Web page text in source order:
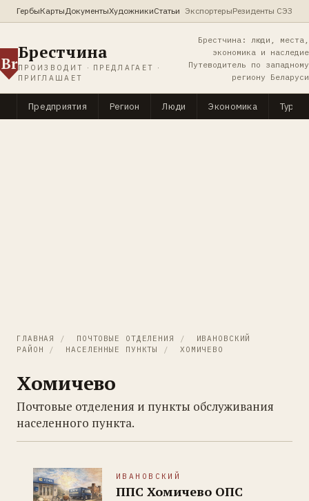
ГербыКартыДокументыХудожникиСтатьи ЭкспортерыРезиденты СЭЗ
Br
Брестчина
ПРОИЗВОДИТ · ПРЕДЛАГАЕТ ·
ПРИГЛАШАЕТ
Брестчина: люди, места,
экономика и наследие
Путеводитель по западному
региону Беларуси
Предприятия Регион Люди Экономика
ГЛАВНАЯ / ПОЧТОВЫЕ ОТДЕЛЕНИЯ /
ИВАНОВСКИЙ
РАЙОН
/ НАСЕЛЕННЫЕ ПУНКТЫ / ХОМИЧЕВО
Хомичево
Почтовые отделения и пункты обслуживания
населенного пункта.
ИВАНОВСКИЙ
ППС Хомичево ОПС